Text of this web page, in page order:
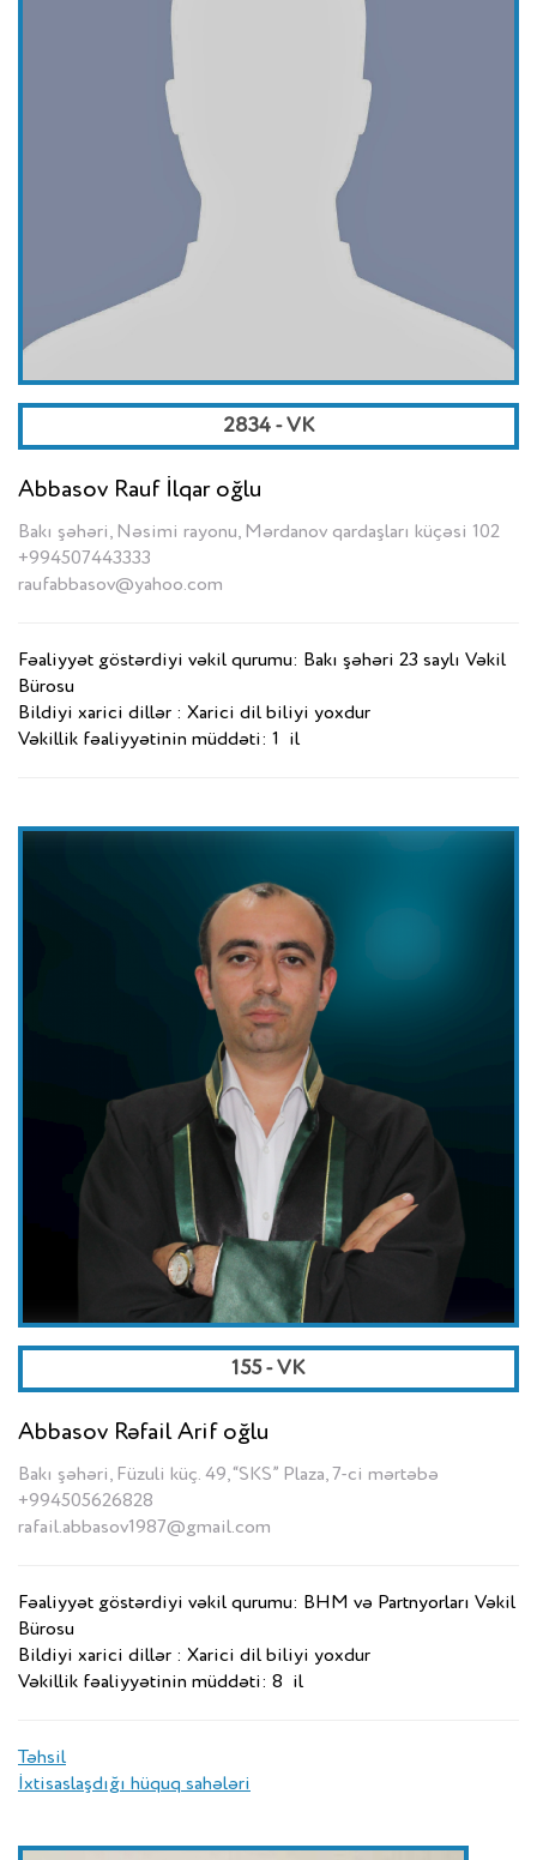
2834 - VK
Abbasov Rauf İlqar oğlu
Bakı şəhəri, Nəsimi rayonu, Mərdanov qardaşları küçəsi 102
+994507443333
raufabbasov@yahoo.com
Fəaliyyət göstərdiyi vəkil qurumu: Bakı şəhəri 23 saylı Vəkil
Bürosu
Bildiyi xarici dillər : Xarici dil biliyi yoxdur
Vəkillik fəaliyyətinin müddəti: 1 il
155 - VK
Abbasov Rəfail Arif oğlu
Bakı şəhəri, Füzuli küç. 49, “SKS” Plaza, 7-ci mərtəbə
+994505626828
rafail.abbasov1987@gmail.com
Fəaliyyət göstərdiyi vəkil qurumu: BHM və Partnyorları Vəkil
Bürosu
Bildiyi xarici dillər : Xarici dil biliyi yoxdur
Vəkillik fəaliyyətinin müddəti: 8 il
Təhsil
İxtisaslaşdığı hüquq sahələri